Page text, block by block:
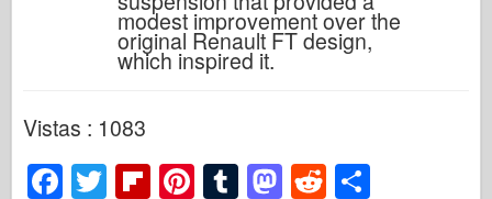
modest improvement over the
original Renault FT design,
which inspired it.
Vistas : 1083
F T Fl Pi T M R